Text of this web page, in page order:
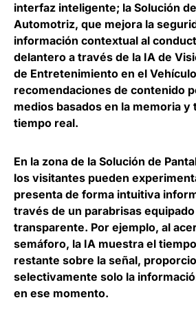
interfaz inteligente; la Solución
Automotriz, que mejora la
información contextual al
delantero a través de la IA de
de Entretenimiento en el
recomendaciones de contenido
medios basados en la memoria y
tiempo real.
En la zona de la Solución de
los visitantes pueden
presenta de forma intuitiva
través de un parabrisas equipado
transparente. Por ejemplo, al
semáforo, la IA muestra el
restante sobre la señal,
selectivamente solo la
en ese momento.